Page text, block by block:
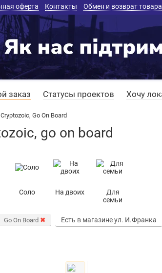
оферта Контакты Обмен и возврат товара
заказ Статусы проектов Хочу
Cryptozoic, Go On Board
go on board
Соло На двоих
Для
семьи
Go On Board ✖ Есть в магазине ул. И.Франка